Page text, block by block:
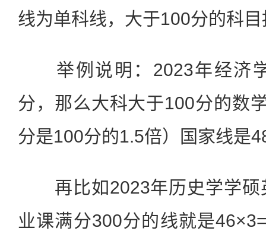
线为单科线，大于100分的科
举例说明：2023年经济
分，那么大科大于100分的数
分是100分的1.5倍）国家线是
再比如2023年历史学学硕
业课满分300分的线就是